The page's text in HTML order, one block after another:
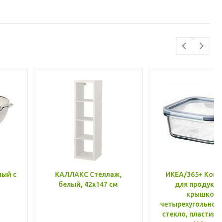
с
КАЛЛАКС Стеллаж,
белый, 42x147 см
ИКЕА/365+
для
крышкой,
стекло, пластик